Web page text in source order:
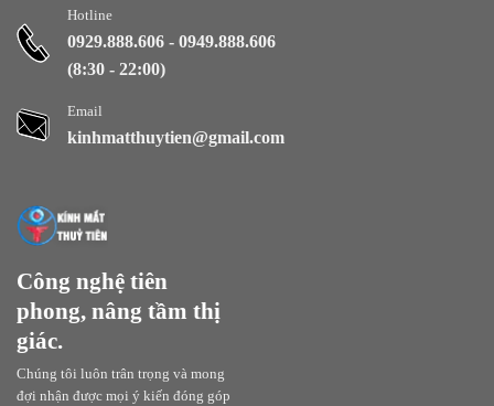
Công nghệ tiên
phong, nâng tầm thị
giác.
Chúng tôi luôn trân trọng và mong
đợi nhận được mọi ý kiến đóng góp
Hotline
0929.888.606 - 0949.888.606
(8:30 - 22:00)
Email
kinhmatthuytien@gmail.com